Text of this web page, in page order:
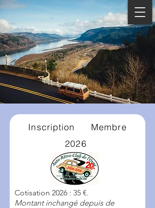
Inscription Membre
2026
Cotisation 2026 : 35 €.
Montant inchangé depuis de